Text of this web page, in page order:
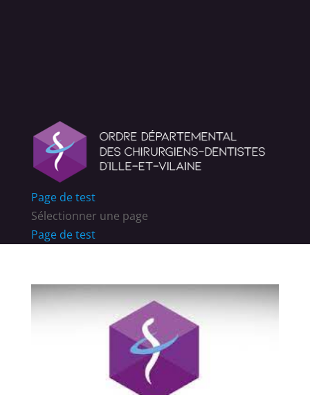
Page de test
Sélectionner une page
Page de test